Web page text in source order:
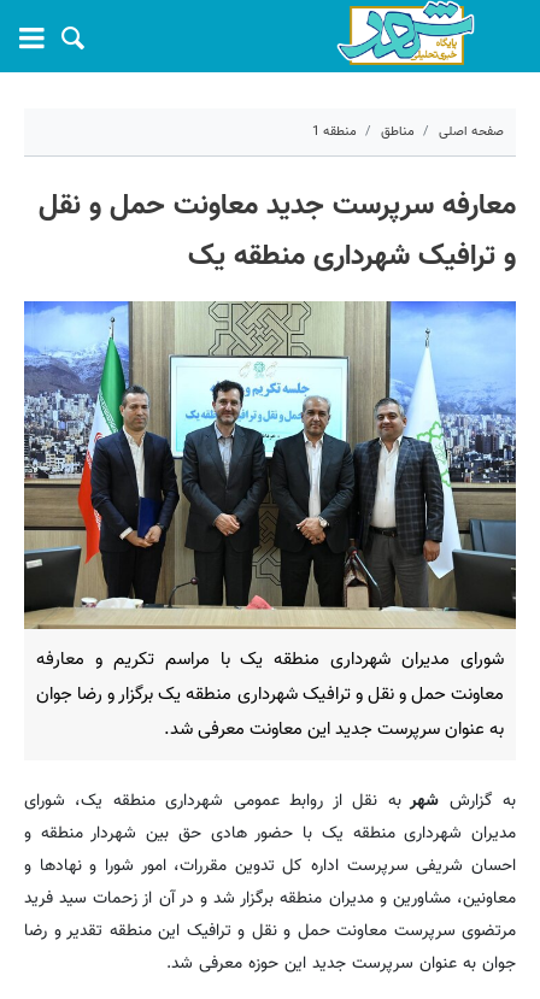
صفحه اصلی مناطق منطقه 1
کد مطلب:
معارفه سرپرست جدید معاونت حمل و نقل
و ترافیک شهرداری منطقه یک
شورای مدیران شهرداری منطقه یک با مراسم تکریم و معارفه
معاونت حمل و نقل و ترافیک شهرداری منطقه یک برگزار و رضا جوان
به عنوان سرپرست جدید این معاونت معرفی شد.
به گزارش شهربه نقل از روابط عمومی شهرداری منطقه یک، شورای
مدیران شهرداری منطقه یک با حضور هادی حق بین شهردار منطقه و
احسان شریفی سرپرست اداره کل تدوین مقررات، امور شورا و نهادها و
معاونین، مشاورین و مدیران منطقه برگزار شد و در آن از زحمات سید فرید
مرتضوی سرپرست معاونت حمل و نقل و ترافیک این منطقه تقدیر و رضا
جوان به عنوان سرپرست جدید این حوزه معرفی شد.